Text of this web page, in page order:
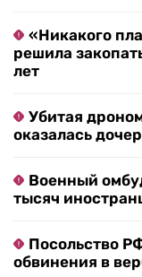
«Никакого
решила
лет
Убитая
оказалась
Военный
тысяч
Посольство
обвинения в